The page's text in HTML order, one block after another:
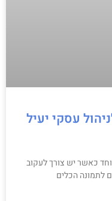
עסקי יעיל
כאשר יש צורך לעקוב
לתמונה הכלים